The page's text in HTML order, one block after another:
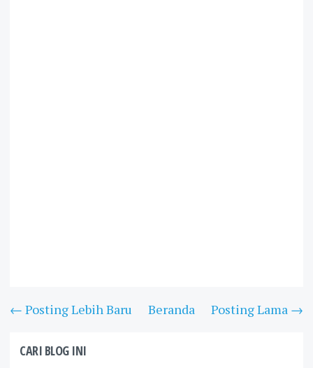
← Posting Lebih Baru Posting Lama →
Beranda
CARI BLOG INI